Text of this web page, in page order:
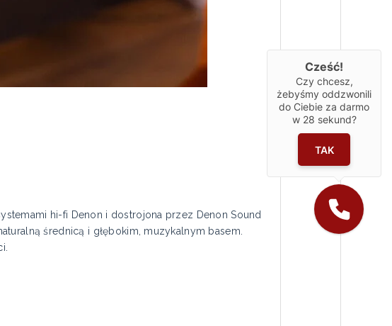
hi-fi Denon i dostrojona przez Denon Sound
średnicą i głębokim, muzykalnym basem.
Cześć!
Czy chcesz,
żebyśmy oddzwonili
do Ciebie za darmo
w 28 sekund?
TAK